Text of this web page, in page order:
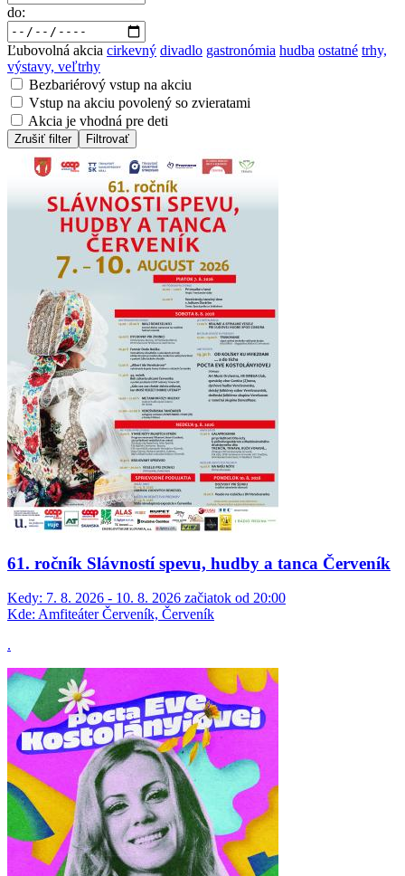
do:
Ľubovolná akcia cirkevný divadlo gastronómia hudba ostatné trhy,
výstavy, veľtrhy
Bezbariérový vstup na akciu
Vstup na akciu povolený so zvieratami
Akcia je vhodná pre deti
Zrušiť filter Filtrovať
61. ročník Slávností spevu, hudby a tanca Červeník
Kedy: 7. 8. 2026 - 10. 8. 2026 začiatok od 20:00
Kde: Amfiteáter Červeník, Červeník
.